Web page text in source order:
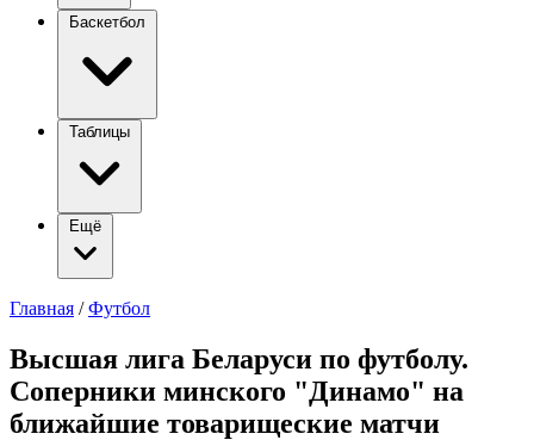
Баскетбол
Таблицы
Ещё
Главная / Футбол
Высшая лига Беларуси по футболу.
Соперники минского "Динамо" на
ближайшие товарищеские матчи